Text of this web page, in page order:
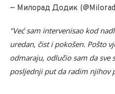
— Милорад Додик
"Već sam intervenisao kod
uredan, čist i pokošen. Pošto
odmaraju, odlučio sam da sve
posljednji put da radim njihov